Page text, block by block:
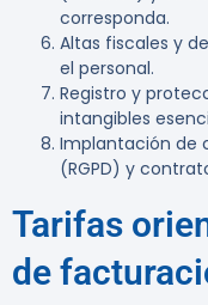
corresponda.
Altas fiscales y
el personal.
Registro y
intangibles
Implantación de
(RGPD) y
Tarifas
de